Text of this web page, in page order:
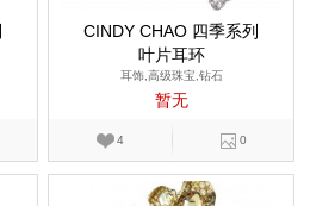
CINDY CHAO 四季系列
叶片耳环
耳饰,高级珠宝,钻石
暂无
4 0